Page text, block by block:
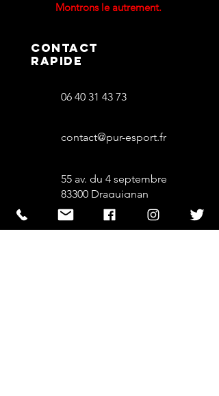
Montrons le autrement.
contact
rapide
06 40 31 43 73
contact@pur-esport.fr
55 av. du 4 septembre
83300 Draguignan